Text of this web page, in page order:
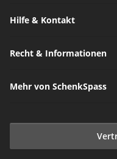
Hilfe & Kontakt
Recht & Informationen
Mehr von SchenkSpass